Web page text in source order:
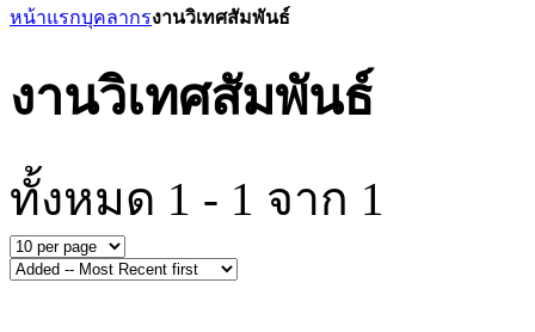
หน้าแรกบุคลากรงานวิเทศสัมพันธ์
งานวิเทศสัมพันธ์
ทั้งหมด 1 - 1 จาก 1